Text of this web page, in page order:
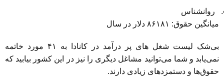
روانشناس
میانگین حقوق: ۸۶۱۸۱ دلار در سال
بی‌شک لیست شغل های پر درآمد در کانادا به ۴۱ مورد خاتمه
نمی‌یابد و شما می‌توانید مشاغل دیگری را نیز در این کشور بیابید که
حقوق‌ها و دستمزدهای زیادی دارند.